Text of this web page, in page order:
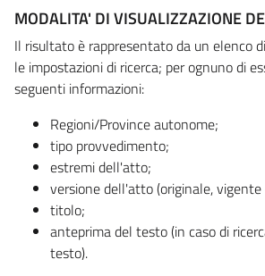
MODALITA' DI VISUALIZZAZIONE
Il risultato è rappresentato da un elenco
le impostazioni di ricerca; per ognuno di
seguenti informazioni:
Regioni/Province autonome;
tipo provvedimento;
estremi dell'atto;
versione dell'atto (originale, vigente
titolo;
anteprima del testo (in caso di
testo).